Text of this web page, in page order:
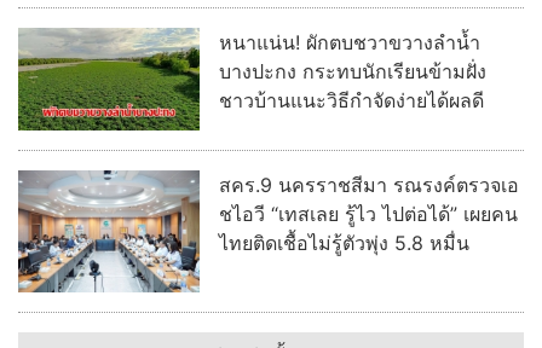
หนาแน่น! ผักตบชวาขวางลำน้ำ
บางปะกง กระทบนักเรียนข้ามฝั่ง
ชาวบ้านแนะวิธีกำจัดง่ายได้ผลดี
สคร.9 นครราชสีมา รณรงค์ตรวจเอ
ชไอวี “เทสเลย รู้ไว ไปต่อได้” เผยคน
ไทยติดเชื้อไม่รู้ตัวพุ่ง 5.8 หมื่น